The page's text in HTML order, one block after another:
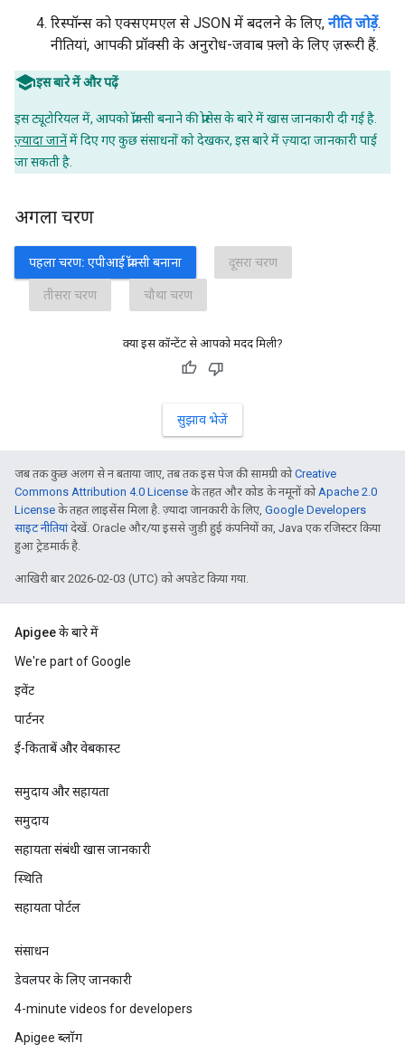
रिस्पॉन्स को एक्सएमएल से JSON में बदलने के लिए, नीति जोड़ें.
नीतियां, आपकी प्रॉक्सी के अनुरोध-जवाब फ़्लो के लिए ज़रूरी हैं.
इस बारे में और पढ़ें
इस ट्यूटोरियल में, आपको प्रॉक्सी बनाने की प्रोसेस के बारे में खास जानकारी दी गई है.
ज़्यादा जानेंमें दिए गए कुछ संसाधनों को देखकर, इस बारे में ज़्यादा जानकारी पाई
जा सकती है.
अगला चरण
पहला चरण: एपीआई प्रॉक्सी बनाना दूसरा चरण
तीसरा चरण चौथा चरण
क्या इस कॉन्टेंट से आपको मदद मिली?
सुझाव भेजें
जब तक कुछ अलग से न बताया जाए, तब तक इस पेज की सामग्री कोCreative
Commons Attribution 4.0 License के तहत और कोड के नमूनों कोApache 2.0
License के तहत लाइसेंस मिला है. ज़्यादा जानकारी के लिए, Google Developers
साइट नीतियांदेखें. Oracle और/या इससे जुड़ी हुई कंपनियों का, Java एक रजिस्टर किया
हुआ ट्रेडमार्क है.
आखिरी बार 2026-02-03 (UTC) को अपडेट किया गया.
Apigee के बारे में
We're part of Google
इवेंट
पार्टनर
ई-किताबें और वेबकास्ट
समुदाय और सहायता
समुदाय
सहायता संबंधी खास जानकारी
स्थिति
सहायता पोर्टल
संसाधन
डेवलपर के लिए जानकारी
4-minute videos for developers
Apigee ब्लॉग